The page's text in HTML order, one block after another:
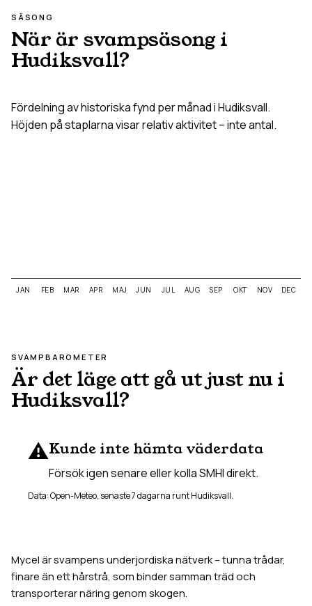
SÄSONG
När är svampsäsong i
Hudiksvall?
Fördelning av historiska fynd per månad iHudiksvall.
Höjden på staplarna visar relativ aktivitet – inte antal.
JAN FEB MAR APR MAJ JUN JUL AUG SEP OKT NOV DEC
SVAMPBAROMETER
Är det läge att gå ut just nu i
Hudiksvall?
⚠️Kunde inte hämta väderdata
Försök igen senare eller kolla SMHI direkt.
Data: Open-Meteo, senaste 7 dagarna runtHudiksvall.
Mycel är svampens underjordiska nätverk – tunna trådar,
finare än ett hårstrå, som binder samman träd och
transporterar näring genom skogen.